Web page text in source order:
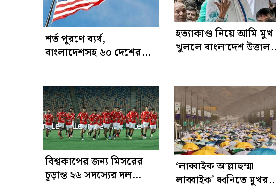
শর্ত পূরণে ব্যর্থ,
বাংলাদেশসহ ৬০ দেশের
হত্যাকাণ্ড নিয়ে আমি মুখ
খুললে বাংলাদেশ উত্তাল
বিশ্বকাপের জন্য মিসরের
চূড়ান্ত ২৬ সদস্যের দল
‘লাব্বাইক আল্লাহুম্মা
লাব্বাইক’ ধ্বনিতে মুখর